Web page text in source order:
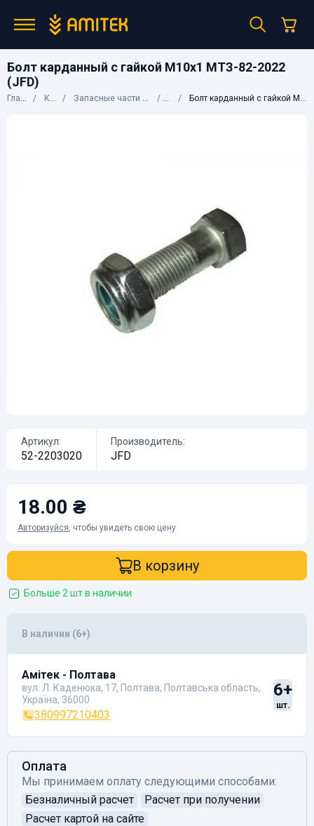
Болт карданный с гайкой М10х1 МТЗ-82-2022
(JFD)
Главная Каталог Запасные части к сельхозтехнике МТЗ Болт карданный с гайкой М10х1 МТЗ-82-2022 (JFD)
Артикул:
52-2203020
Производитель:
JFD
18.00 ₴
Авторизуйся, чтобы увидеть свою цену
В корзину
Больше 2 шт в наличии
В наличии (6+)
Амітек - Полтава
вул. Л. Каденюка, 17, Полтава, Полтавська область,
Україна, 36000
380997210403
6+
шт.
Оплата
Мы принимаем оплату следующими способами:
Безналичный расчет
Расчет при получении
Расчет картой на сайте